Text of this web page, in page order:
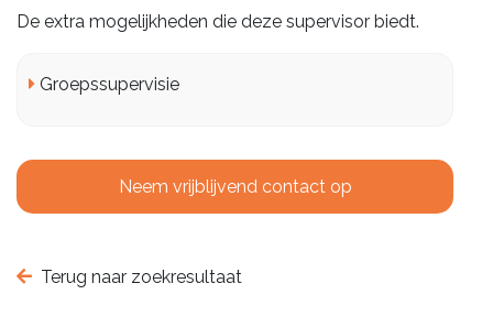
De extra mogelijkheden die deze supervisor biedt.
Groepssupervisie
Neem vrijblijvend contact op
Terug naar zoekresultaat